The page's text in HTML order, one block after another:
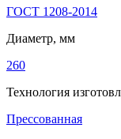
ГОСТ 1208-2014
Диаметр, мм
260
Технология
Прессованная